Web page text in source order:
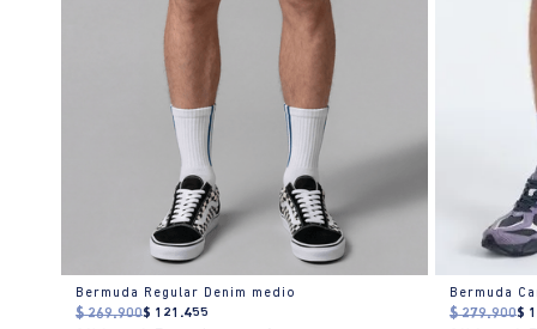
Bermuda Regular Denim medio
$ 269.900$ 121 .455
Bermuda
$ 279.900$